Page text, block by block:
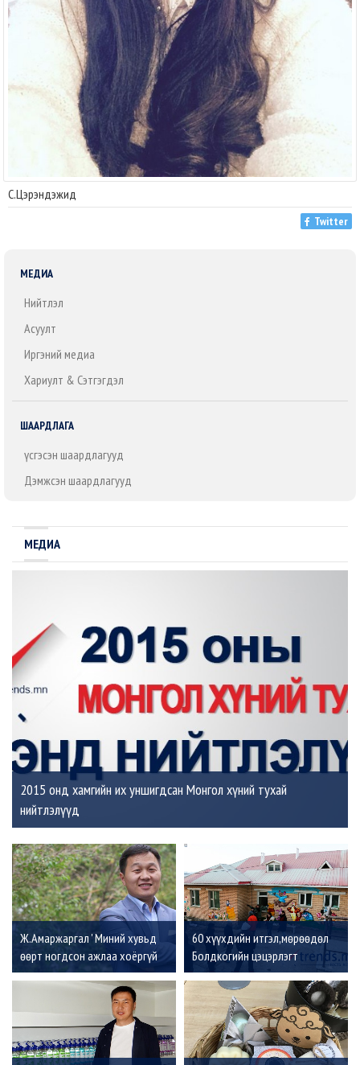
С.Цэрэндэжид
Twitter
МЕДИА
Нийтлэл
Асуулт
Иргэний медиа
Хариулт & Сэтгэгдэл
ШААРДЛАГА
Үүсгэсэн шаардлагууд
Дэмжсэн шаардлагууд
МЕДИА
2015 онд хамгийн их уншигдсан Монгол хүний тухай
нийтлэлүүд
Ж.Амаржаргал ' Миний хувьд
өөрт ногдсон ажлаа хоёргүй
сэтгэлээр сайн хийх нь улс эх
орныхоо хөгжилд оруулж буй
60 хүүхдийн итгэл,мөрөөдөл
Болдкогийн цэцэрлэгт